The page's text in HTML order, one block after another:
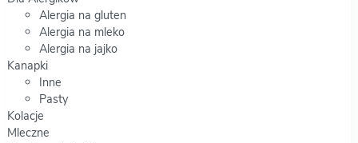
Alergia na gluten
Alergia na mleko
Alergia na jajko
Kanapki
Inne
Pasty
Kolacje
Mleczne